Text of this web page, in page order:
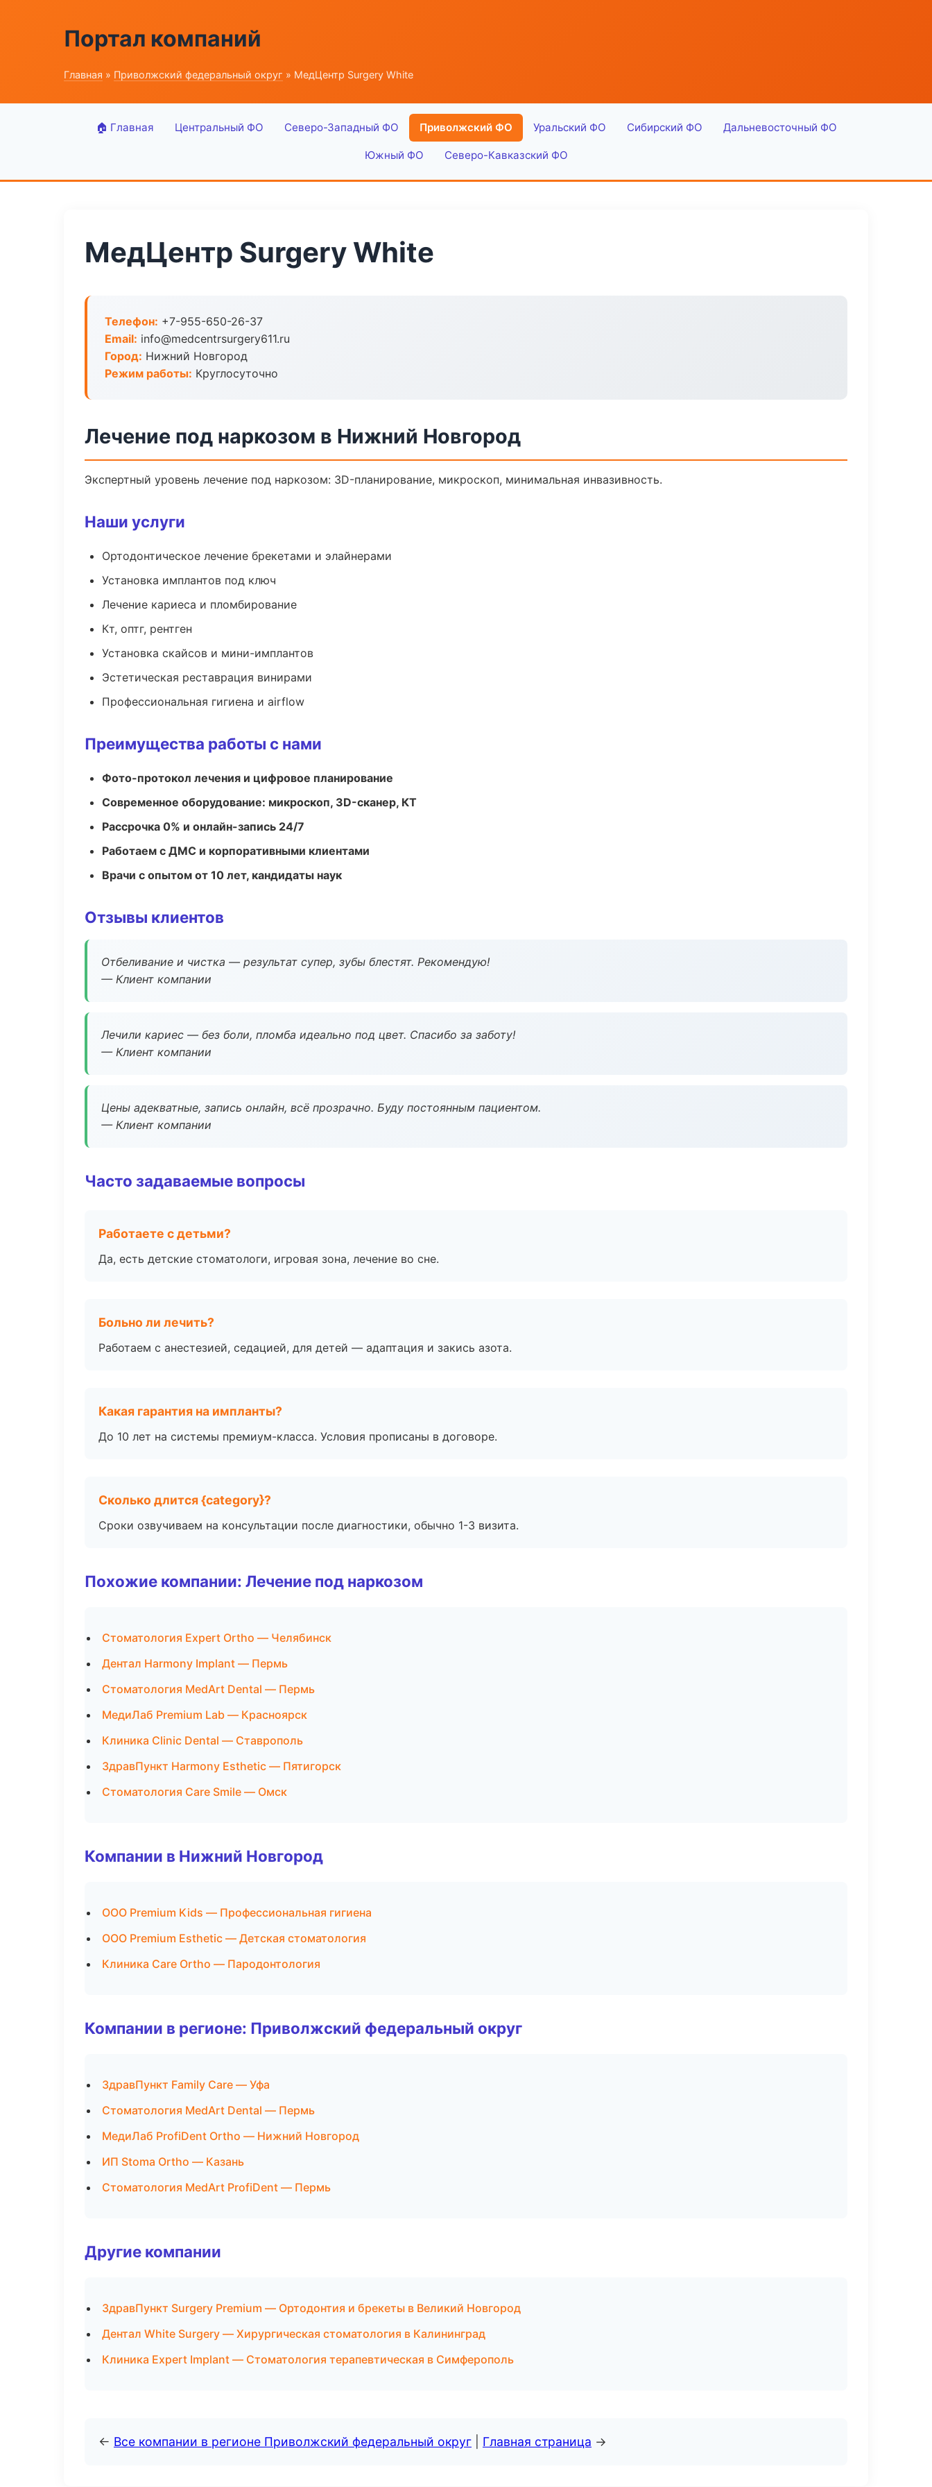
Портал компаний
Главная » Приволжский федеральный округ » МедЦентр Surgery White
🏠 Главная Центральный ФО Северо-Западный ФО Приволжский ФО Уральский ФО Сибирский ФО Дальневосточный ФО
Южный ФО Северо-Кавказский ФО
МедЦентр Surgery White
Телефон: +7-955-650-26-37
Email: info@medcentrsurgery611.ru
Город: Нижний Новгород
Режим работы: Круглосуточно
Лечение под наркозом в Нижний Новгород
Экспертный уровень лечение под наркозом: 3D-планирование, микроскоп, минимальная инвазивность.
Наши услуги
Ортодонтическое лечение брекетами и элайнерами
Установка имплантов под ключ
Лечение кариеса и пломбирование
Кт, оптг, рентген
Установка скайсов и мини-имплантов
Эстетическая реставрация винирами
Профессиональная гигиена и airflow
Преимущества работы с нами
Фото-протокол лечения и цифровое планирование
Современное оборудование: микроскоп, 3D-сканер, КТ
Рассрочка 0% и онлайн-запись 24/7
Работаем с ДМС и корпоративными клиентами
Врачи с опытом от 10 лет, кандидаты наук
Отзывы клиентов
Отбеливание и чистка — результат супер, зубы блестят. Рекомендую!
— Клиент компании
Лечили кариес — без боли, пломба идеально под цвет. Спасибо за заботу!
— Клиент компании
Цены адекватные, запись онлайн, всё прозрачно. Буду постоянным пациентом.
— Клиент компании
Часто задаваемые вопросы
Работаете с детьми?
Да, есть детские стоматологи, игровая зона, лечение во сне.
Больно ли лечить?
Работаем с анестезией, седацией, для детей — адаптация и закись азота.
Какая гарантия на импланты?
До 10 лет на системы премиум-класса. Условия прописаны в договоре.
Сколько длится {category}?
Сроки озвучиваем на консультации после диагностики, обычно 1-3 визита.
Похожие компании: Лечение под наркозом
Стоматология Expert Ortho — Челябинск
Дентал Harmony Implant — Пермь
Стоматология MedArt Dental — Пермь
МедиЛаб Premium Lab — Красноярск
Клиника Clinic Dental — Ставрополь
ЗдравПункт Harmony Esthetic — Пятигорск
Стоматология Care Smile — Омск
Компании в Нижний Новгород
ООО Premium Kids — Профессиональная гигиена
ООО Premium Esthetic — Детская стоматология
Клиника Care Ortho — Пародонтология
Компании в регионе: Приволжский федеральный округ
ЗдравПункт Family Care — Уфа
Стоматология MedArt Dental — Пермь
МедиЛаб ProfiDent Ortho — Нижний Новгород
ИП Stoma Ortho — Казань
Стоматология MedArt ProfiDent — Пермь
Другие компании
ЗдравПункт Surgery Premium — Ортодонтия и брекеты в Великий Новгород
Дентал White Surgery — Хирургическая стоматология в Калининград
Клиника Expert Implant — Стоматология терапевтическая в Симферополь
← Все компании в регионе Приволжский федеральный округ Главная страница →